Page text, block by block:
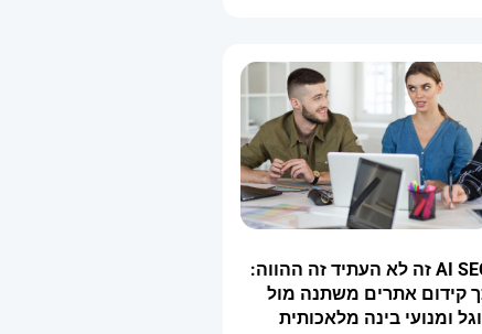
AI SEO זה לא העתיד זה ההווה:
קידום אתרים משתנה מול
ומנועי בינה מלאכותית